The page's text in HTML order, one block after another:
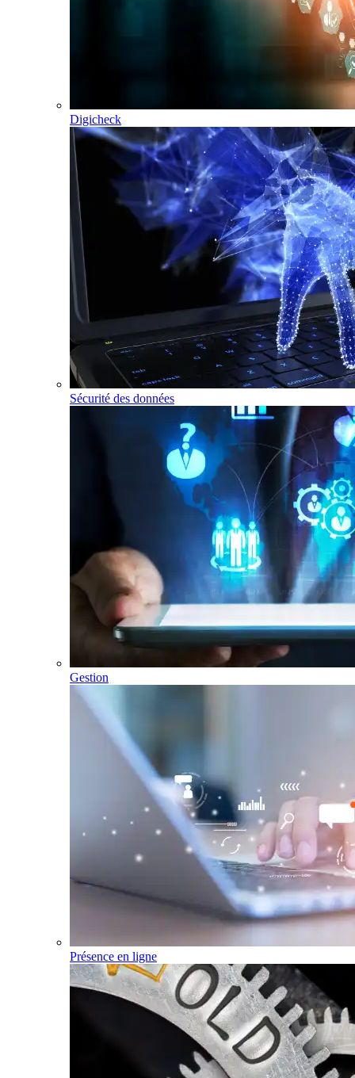
Digicheck
Sécurité des données
Gestion
Présence en ligne